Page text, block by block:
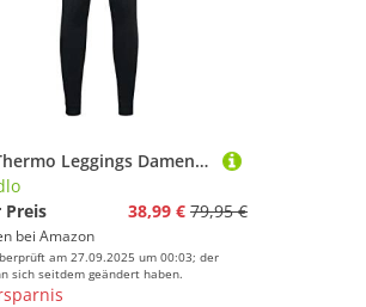
Odlo Thermo Leggings Damen Performance Warm I Thermounterwäsche I Warme Skiunterwäsche Lange Thermohose I Damen
Preis
38,99 € 79,95 €
bei Amazon
am 27.09.2025 um 00:03; der
sich seitdem geändert haben.